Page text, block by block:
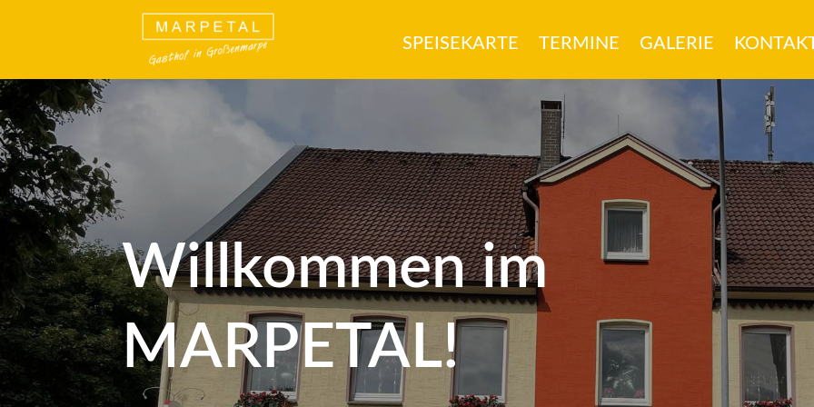
SPEISEKARTE TERMINE GALERIE
Willkommen im
MARPETAL!